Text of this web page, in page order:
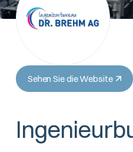
Sehen Sie die Website